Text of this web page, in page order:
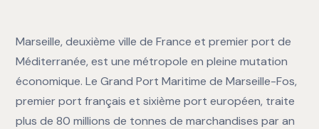
Marseille, deuxième ville de France et premier port de
Méditerranée, est une métropole en pleine mutation
économique. Le Grand Port Maritime de Marseille-Fos,
premier port français et sixième port européen, traite
plus de 80 millions de tonnes de marchandises par an